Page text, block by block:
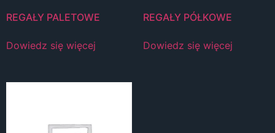
REGAŁY PALETOWE
Dowiedz się więcej
REGAŁY PÓŁKOWE
Dowiedz się więcej